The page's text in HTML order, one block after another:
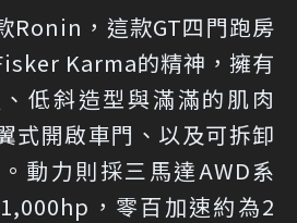
Ronin，這款GT四門跑房
Karma的精神，擁有
低斜造型與滿滿的肌肉
式開啟車門、以及可拆卸
動力則採三馬達AWD系
，零百加速約為2